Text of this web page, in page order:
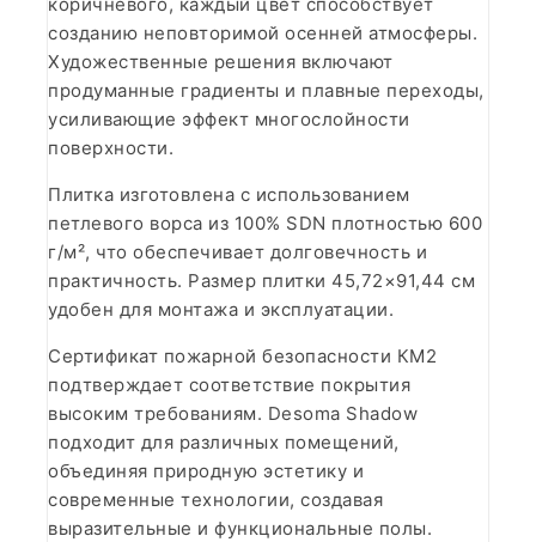
созданию неповторимой осенней атмосферы.
Художественные решения включают
продуманные градиенты и плавные переходы,
усиливающие эффект многослойности
поверхности.
Плитка изготовлена с использованием
петлевого ворса из 100% SDN плотностью 600
г/м², что обеспечивает долговечность и
практичность. Размер плитки 45,72×91,44 см
удобен для монтажа и эксплуатации.
Сертификат пожарной безопасности КМ2
подтверждает соответствие покрытия
высоким требованиям. Desoma Shadow
подходит для различных помещений,
объединяя природную эстетику и
современные технологии, создавая
выразительные и функциональные полы.